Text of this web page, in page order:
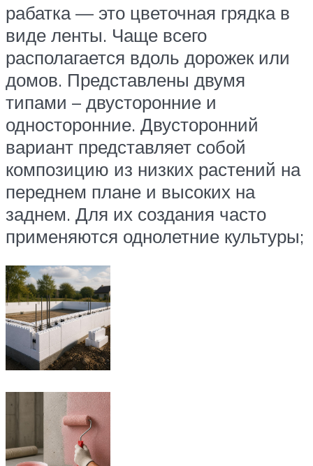
рабатка — это цветочная грядка в
виде ленты. Чаще всего
располагается вдоль дорожек или
домов. Представлены двумя
типами – двусторонние и
односторонние. Двусторонний
вариант представляет собой
композицию из низких растений на
переднем плане и высоких на
заднем. Для их создания часто
применяются однолетние культуры;